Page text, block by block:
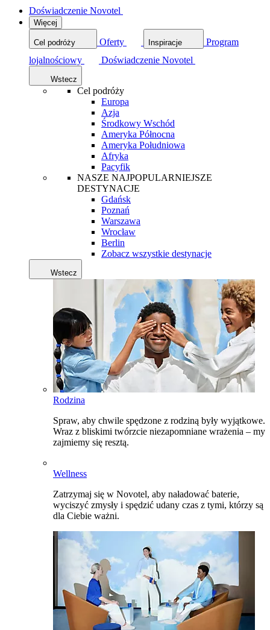
Doświadczenie Novotel
Więcej
Cel podróży Oferty Inspiracje
Program
lojalnościowy
Doświadczenie Novotel
Wstecz
Cel podróży
Europa
Azja
Środkowy Wschód
Ameryka Północna
Ameryka Południowa
Afryka
Pacyfik
NASZE NAJPOPULARNIEJSZE
DESTYNACJE
Gdańsk
Poznań
Warszawa
Wrocław
Berlin
Zobacz wszystkie destynacje
Wstecz
Rodzina
Spraw, aby chwile spędzone z rodziną były wyjątkowe.
Wraz z bliskimi twórzcie niezapomniane wrażenia – my
zajmiemy się resztą.
Wellness
Zatrzymaj się w Novotel, aby naładować baterie,
wyciszyć zmysły i spędzić udany czas z tymi, którzy są
dla Ciebie ważni.